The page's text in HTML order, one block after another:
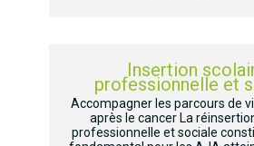
Insertion
professionnelle et
Accompagner les parcours de
après le cancer La
professionnelle et sociale